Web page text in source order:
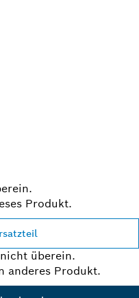
Produkt.
überein.
anderes Produkt.